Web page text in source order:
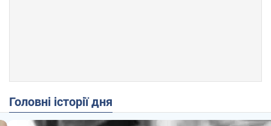
Головні історії дня